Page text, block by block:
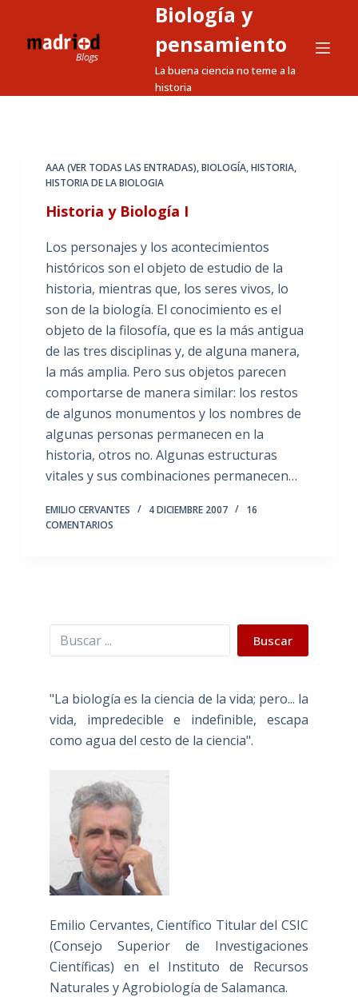
a
Biología y
pensamiento
La buena ciencia no teme a la
historia
AAA (VER TODAS LAS ENTRADAS),BIOLOGÍA,HISTORIA,
HISTORIA DE LA BIOLOGIA
Historia y Biología I
Los personajes y los acontecimientos
históricos son el objeto de estudio de la
historia, mientras que, los seres vivos, lo
son de la biología. El conocimiento es el
objeto de la filosofía, que es la más antigua
de las tres disciplinas y, de alguna manera,
la más amplia. Pero sus objetos parecen
comportarse de manera similar: los restos
de algunos monumentos y los nombres de
algunas personas permanecen en la
historia, otros no. Algunas estructuras
vitales y sus combinaciones permanecen…
EMILIO CERVANTES 4 DICIEMBRE 2007
16
COMENTARIOS
Buscar Buscar
"La biología es la ciencia de la vida; pero... la
vida, impredecible e indefinible, escapa
como agua del cesto de la ciencia".
Emilio Cervantes, Científico Titular del CSIC
(Consejo Superior de Investigaciones
Científicas) en el Instituto de Recursos
Naturales y Agrobiología de Salamanca.